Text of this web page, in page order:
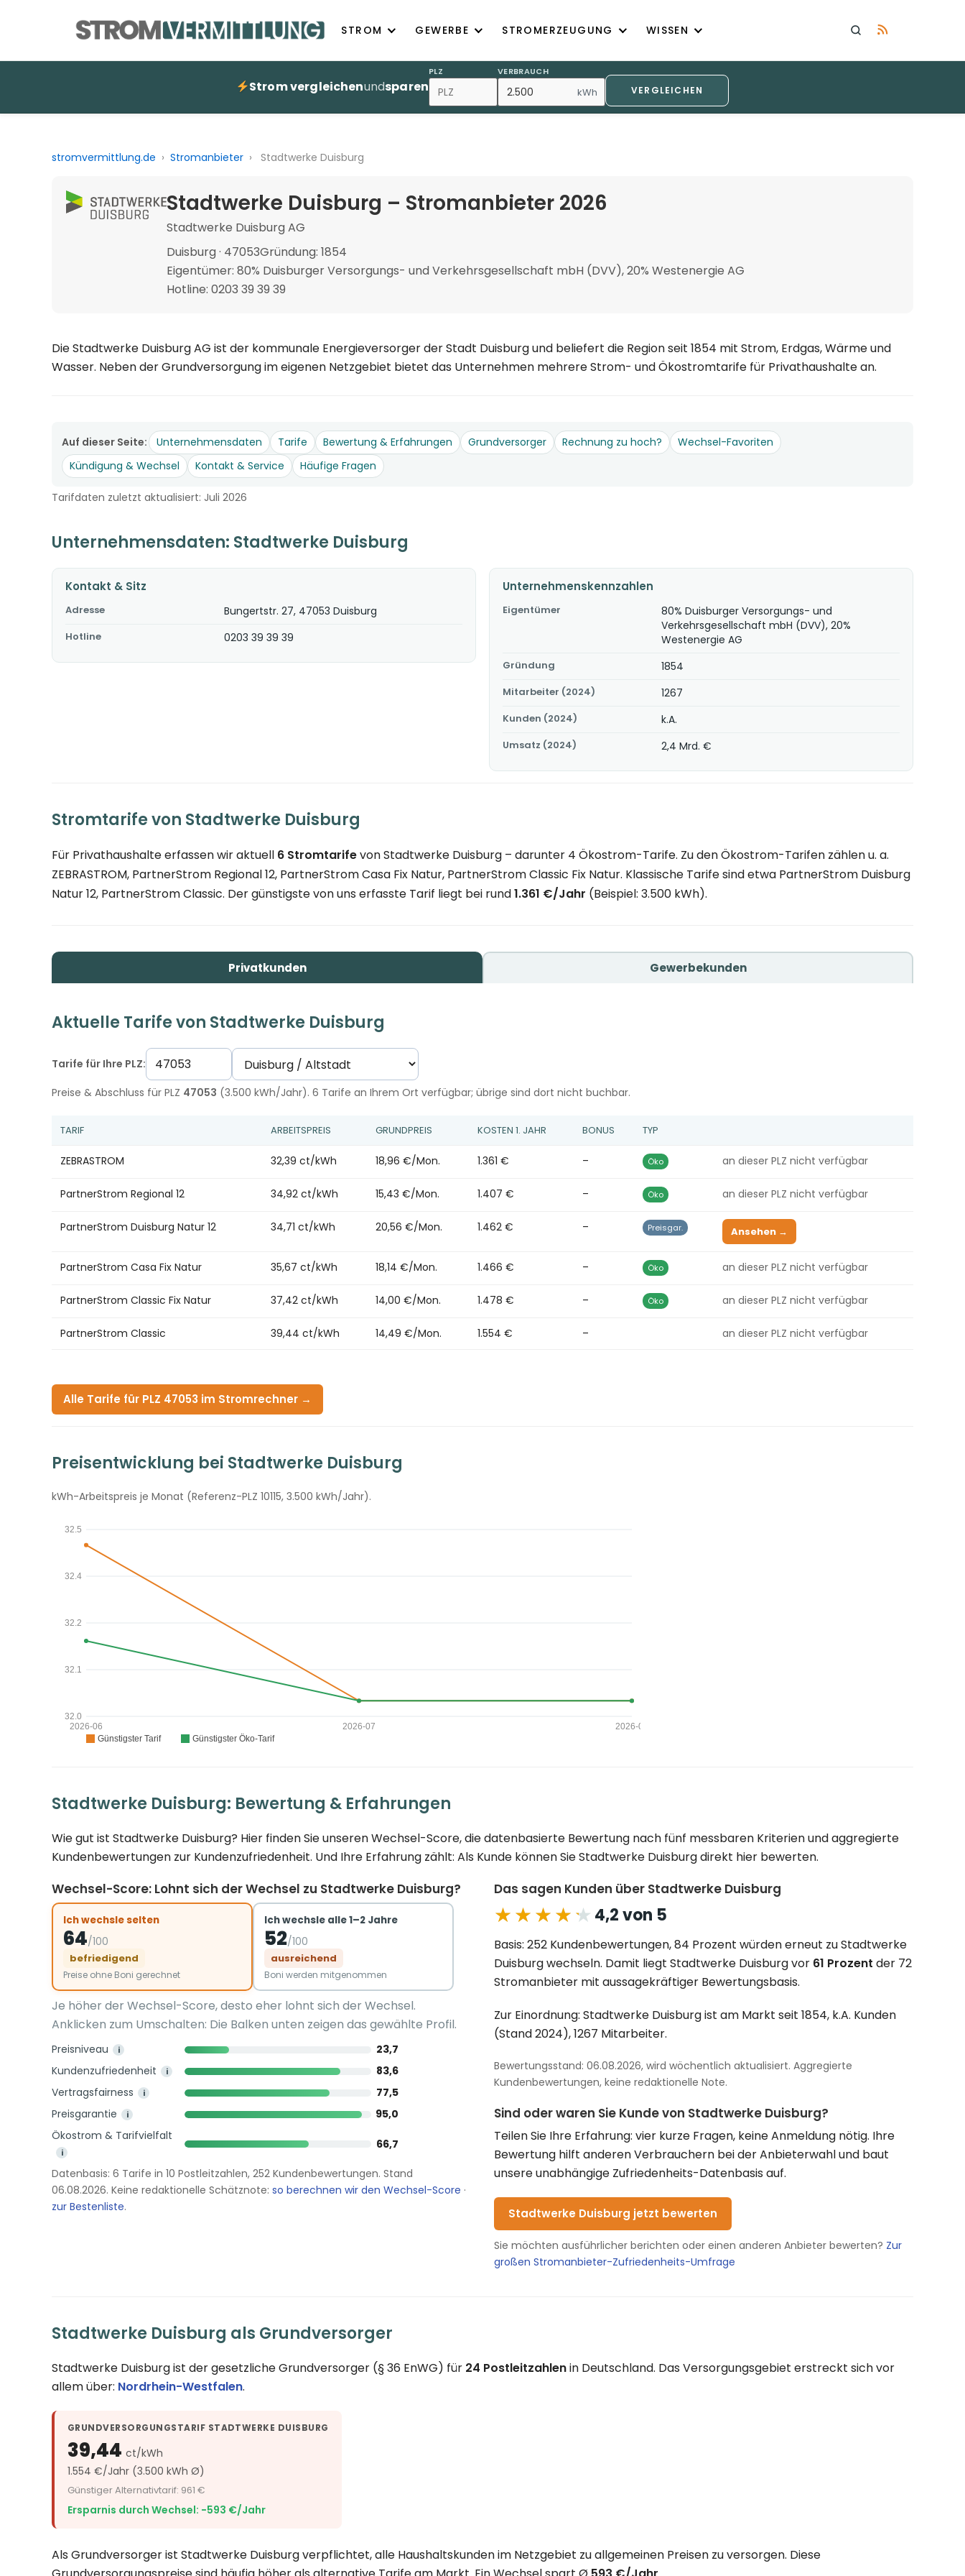
STROM GEWERBE STROMERZEUGUNG WISSEN
Strom vergleichenundsparen
PLZ VERBRAUCH
kWh VERGLEICHEN
stromvermittlung.de › Stromanbieter › Stadtwerke Duisburg
Stadtwerke Duisburg – Stromanbieter 2026
Stadtwerke Duisburg AG
Duisburg · 47053Gründung: 1854
Eigentümer: 80% Duisburger Versorgungs- und Verkehrsgesellschaft mbH (DVV), 20% Westenergie AG
Hotline: 0203 39 39 39
Die Stadtwerke Duisburg AG ist der kommunale Energieversorger der Stadt Duisburg und beliefert die Region seit 1854 mit Strom, Erdgas, Wärme und
Wasser. Neben der Grundversorgung im eigenen Netzgebiet bietet das Unternehmen mehrere Strom- und Ökostromtarife für Privathaushalte an.
Auf dieser Seite: Unternehmensdaten Tarife Bewertung & Erfahrungen Grundversorger Rechnung zu hoch?
Wechsel-Favoriten
Kündigung & Wechsel
Kontakt & Service Häufige Fragen
Tarifdaten zuletzt aktualisiert: Juli 2026
Unternehmensdaten: Stadtwerke Duisburg
Kontakt & Sitz
Adresse Bungertstr. 27, 47053 Duisburg
Hotline 0203 39 39 39
Unternehmenskennzahlen
Eigentümer
80% Duisburger Versorgungs- und
Verkehrsgesellschaft mbH (DVV), 20%
Westenergie AG
Gründung 1854
Mitarbeiter (2024) 1267
Kunden (2024) k.A.
Umsatz (2024) 2,4 Mrd. €
Stromtarife von Stadtwerke Duisburg
Für Privathaushalte erfassen wir aktuell 6 Stromtarifevon Stadtwerke Duisburg – darunter 4 Ökostrom-Tarife. Zu den Ökostrom-Tarifen zählen u. a.
ZEBRASTROM, PartnerStrom Regional 12, PartnerStrom Casa Fix Natur, PartnerStrom Classic Fix Natur. Klassische Tarife sind etwa PartnerStrom Duisburg
Natur 12, PartnerStrom Classic. Der günstigste von uns erfasste Tarif liegt bei rund1.361 €/Jahr (Beispiel: 3.500 kWh).
Privatkunden Gewerbekunden
Aktuelle Tarife von Stadtwerke Duisburg
Tarife für Ihre PLZ:
Preise & Abschluss für PLZ 47053 (3.500 kWh/Jahr). 6 Tarife an Ihrem Ort verfügbar; übrige sind dort nicht buchbar.
TARIF ARBEITSPREIS GRUNDPREIS KOSTEN 1. JAHR BONUS TYP
ZEBRASTROM 32,39 ct/kWh 18,96 €/Mon. 1.361 € – Öko an dieser PLZ nicht verfügbar
PartnerStrom Regional 12 34,92 ct/kWh 15,43 €/Mon. 1.407 € – Öko an dieser PLZ nicht verfügbar
PartnerStrom Duisburg Natur 12 34,71 ct/kWh 20,56 €/Mon. 1.462 € – Preisgar. Ansehen →
PartnerStrom Casa Fix Natur 35,67 ct/kWh 18,14 €/Mon. 1.466 € – Öko an dieser PLZ nicht verfügbar
PartnerStrom Classic Fix Natur 37,42 ct/kWh 14,00 €/Mon. 1.478 € – Öko an dieser PLZ nicht verfügbar
PartnerStrom Classic 39,44 ct/kWh 14,49 €/Mon. 1.554 € – an dieser PLZ nicht verfügbar
Alle Tarife für PLZ 47053 im Stromrechner →
Preisentwicklung bei Stadtwerke Duisburg
kWh-Arbeitspreis je Monat (Referenz-PLZ 10115, 3.500 kWh/Jahr).
Stadtwerke Duisburg: Bewertung & Erfahrungen
Wie gut ist Stadtwerke Duisburg? Hier finden Sie unseren Wechsel-Score, die datenbasierte Bewertung nach fünf messbaren Kriterien und aggregierte
Kundenbewertungen zur Kundenzufriedenheit. Und Ihre Erfahrung zählt: Als Kunde können Sie Stadtwerke Duisburg direkt hier bewerten.
Wechsel-Score: Lohnt sich der Wechsel zu Stadtwerke Duisburg?
Ich wechsle selten
64/100
befriedigend
Preise ohne Boni gerechnet
Ich wechsle alle 1–2 Jahre
52/100
ausreichend
Boni werden mitgenommen
Je höher der Wechsel-Score, desto eher lohnt sich der Wechsel.
Anklicken zum Umschalten: Die Balken unten zeigen das gewählte Profil.
Preisniveau i
23,7
Kundenzufriedenheit
i
83,6
Vertragsfairness
i
77,5
Preisgarantie
i
95,0
Ökostrom & Tarifvielfalt
i
66,7
Datenbasis: 6 Tarife in 10 Postleitzahlen, 252 Kundenbewertungen. Stand
06.08.2026. Keine redaktionelle Schätznote: so berechnen wir den Wechsel-Score ·
zur Bestenliste.
Das sagen Kunden über Stadtwerke Duisburg
★★★★★
★★★★★ 4,2 von 5
Basis: 252 Kundenbewertungen, 84 Prozent würden erneut zu Stadtwerke
Duisburg wechseln. Damit liegt Stadtwerke Duisburg vor 61 Prozent der 72
Stromanbieter mit aussagekräftiger Bewertungsbasis.
Zur Einordnung: Stadtwerke Duisburg ist am Markt seit 1854, k.A. Kunden
(Stand 2024), 1267 Mitarbeiter.
Bewertungsstand: 06.08.2026, wird wöchentlich aktualisiert. Aggregierte
Kundenbewertungen, keine redaktionelle Note.
Sind oder waren Sie Kunde von Stadtwerke Duisburg?
Teilen Sie Ihre Erfahrung: vier kurze Fragen, keine Anmeldung nötig. Ihre
Bewertung hilft anderen Verbrauchern bei der Anbieterwahl und baut
unsere unabhängige Zufriedenheits-Datenbasis auf.
Stadtwerke Duisburg jetzt bewerten
Sie möchten ausführlicher berichten oder einen anderen Anbieter bewerten? Zur
großen Stromanbieter-Zufriedenheits-Umfrage
Stadtwerke Duisburg als Grundversorger
Stadtwerke Duisburg ist der gesetzliche Grundversorger (§ 36 EnWG) für 24 Postleitzahlenin Deutschland. Das Versorgungsgebiet erstreckt sich vor
allem über: Nordrhein-Westfalen.
GRUNDVERSORGUNGSTARIF STADTWERKE DUISBURG
39,44 ct/kWh
1.554 €/Jahr (3.500 kWh Ø)
Günstiger Alternativtarif: 961 €
Ersparnis durch Wechsel: −593 €/Jahr
Als Grundversorger ist Stadtwerke Duisburg verpflichtet, alle Haushaltskunden im Netzgebiet zu allgemeinen Preisen zu versorgen. Diese